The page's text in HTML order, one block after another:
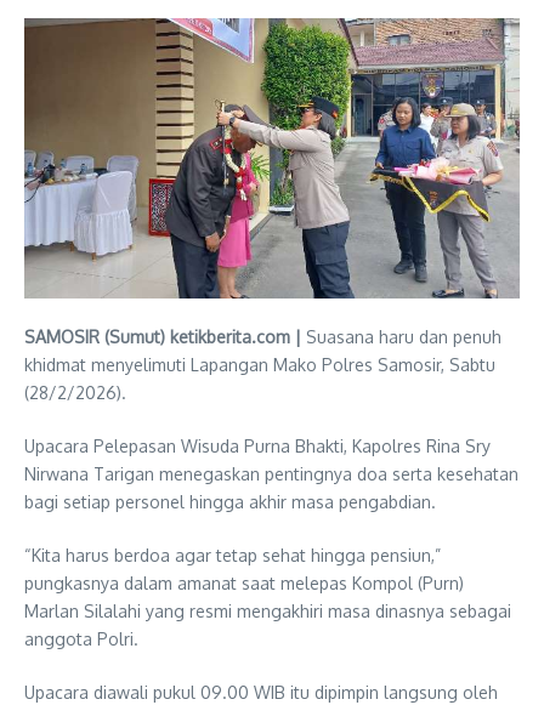
SAMOSIR (Sumut) ketikberita.com | Suasana haru dan penuh
khidmat menyelimuti Lapangan Mako Polres Samosir, Sabtu
(28/2/2026).
Upacara Pelepasan Wisuda Purna Bhakti, Kapolres Rina Sry
Nirwana Tarigan menegaskan pentingnya doa serta kesehatan
bagi setiap personel hingga akhir masa pengabdian.
“Kita harus berdoa agar tetap sehat hingga pensiun,”
pungkasnya dalam amanat saat melepas Kompol (Purn)
Marlan Silalahi yang resmi mengakhiri masa dinasnya sebagai
anggota Polri.
Upacara diawali pukul 09.00 WIB itu dipimpin langsung oleh